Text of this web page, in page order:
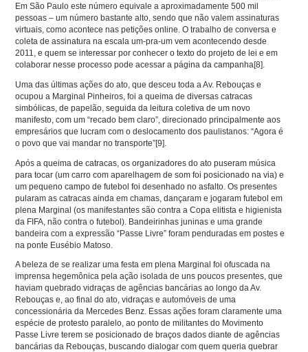
Em São Paulo este número equivale a aproximadamente 500 mil
pessoas – um número bastante alto, sendo que não valem assinaturas
virtuais, como acontece nas petições online. O trabalho de conversa e
coleta de assinatura na escala um-pra-um vem acontecendo desde
2011, e quem se interessar por conhecer o texto do projeto de lei e em
colaborar nesse processo pode acessar a página da campanha [8] .
Uma das últimas ações do ato, que desceu toda a Av. Rebouças e
ocupou a Marginal Pinheiros, foi a queima de diversas catracas
simbólicas, de papelão, seguida da leitura coletiva de um novo
manifesto, com um “recado bem claro”, direcionado principalmente aos
empresários que lucram com o deslocamento dos paulistanos: “Agora é
o povo que vai mandar no transporte”[9]
Após a queima de catracas, os organizadores do ato puseram música
para tocar (um carro com aparelhagem de som foi posicionado na via) e
um pequeno campo de futebol foi desenhado no asfalto. Os presentes
pularam as catracas ainda em chamas, dançaram e jogaram futebol em
plena Marginal (os manifestantes são contra a Copa elitista e higienista
da FIFA, não contra o futebol). Bandeirinhas juninas e uma grande
bandeira com a expressão “Passe Livre” foram penduradas em postes e
na ponte Eusébio Matoso.
A beleza de se realizar uma festa em plena Marginal foi ofuscada na
imprensa hegemônica pela ação isolada de uns poucos presentes, que
haviam quebrado vidraças de agências bancárias ao longo da Av.
Rebouças e, ao final do ato, vidraças e automóveis de uma
concessionária da Mercedes Benz. Essas ações foram claramente uma
espécie de protesto paralelo, ao ponto de militantes do Movimento
Passe Livre terem se posicionado de braços dados diante de agências
bancárias da Rebouças, buscando dialogar com quem queria quebrar